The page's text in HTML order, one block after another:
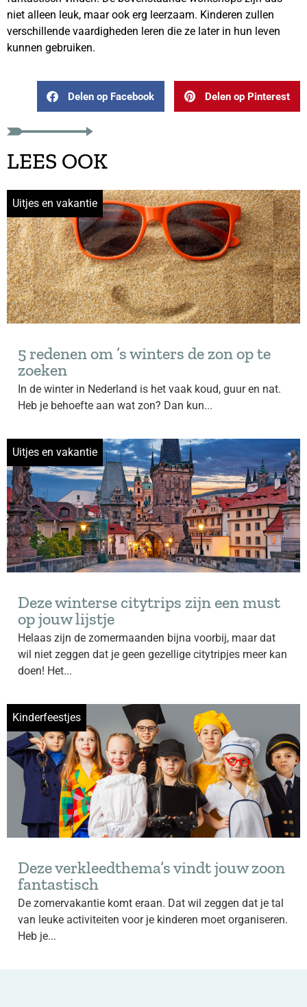
niet alleen leuk, maar ook erg leerzaam. Kinderen zullen
verschillende vaardigheden leren die ze later in hun leven
kunnen gebruiken.
Delen op Facebook Delen op Pinterest
LEES OOK
Uitjes en vakantie
5 redenen om ’s winters de zon op te
zoeken
In de winter in Nederland is het vaak koud, guur en nat.
Heb je behoefte aan wat zon? Dan kun...
Uitjes en vakantie
Deze winterse citytrips zijn een must
op jouw lijstje
Helaas zijn de zomermaanden bijna voorbij, maar dat
wil niet zeggen dat je geen gezellige citytripjes meer kan
doen! Het...
Kinderfeestjes
Deze verkleedthema’s vindt jouw zoon
fantastisch
De zomervakantie komt eraan. Dat wil zeggen dat je tal
van leuke activiteiten voor je kinderen moet organiseren.
Heb je...